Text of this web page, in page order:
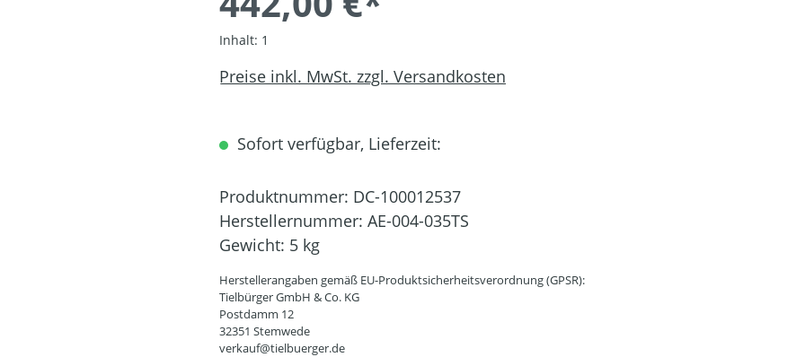
Inhalt: 1
Preise inkl. MwSt. zzgl. Versandkosten
Sofort verfügbar, Lieferzeit:
Produktnummer: DC-100012537
Herstellernummer: AE-004-035TS
Gewicht: 5 kg
Herstellerangaben gemäß EU-Produktsicherheitsverordnung (GPSR):
Tielbürger GmbH & Co. KG
Postdamm 12
32351 Stemwede
verkauf@tielbuerger.de